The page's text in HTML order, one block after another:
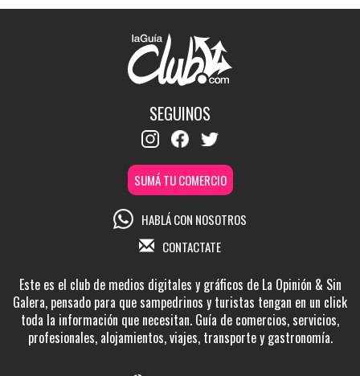
SEGUINOS
SUMÁ TU COMERCIO
HABLÁ CON NOSOTROS
CONTACTATE
Este es el club de medios digitales y gráficos de La Opinión & Sin
Galera, pensado para que sampedrinos y turistas tengan en un click
toda la información que necesitan. Guía de comercios, servicios,
profesionales, alojamientos, viajes, transporte y gastronomía.